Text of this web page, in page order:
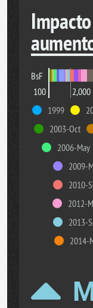
BsF
100
2,000
1999
2003-Oct
2006-May
2009-
2010-
2012-
2013-
2014-